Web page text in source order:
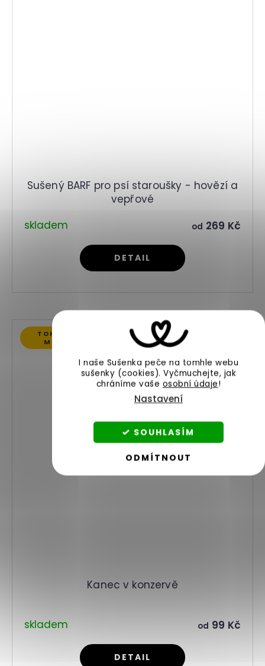
I naše Sušenka peče na tomhle webu
sušenky (cookies).Vyčmuchejte, jak
chráníme vaše osobní údaje!
Nastavení
ODMÍTNOUT
SOUHLASÍM
Sušený BARF pro psí staroušky - hovězí a
vepřové
skladem
od 269 Kč
DETAIL
TOHLE PSI
MILUJÍ
Kanec v konzervě
skladem od 99 Kč
DETAIL